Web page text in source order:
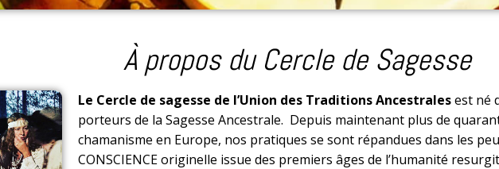
À propos du Cercle de Sagesse
Le Cercle de sagesse de l’Union des Traditions Ancestralesest né
porteurs de la Sagesse Ancestrale. Depuis maintenant plus de
chamanisme en Europe, nos pratiques se sont répandues dans les
CONSCIENCE originelle issue des premiers âges de l’humanité